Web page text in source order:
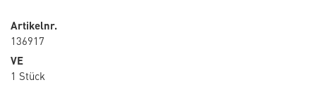
Artikelnr.
136917
VE
1 Stück